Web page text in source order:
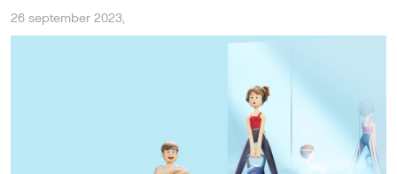
26 september 2023,